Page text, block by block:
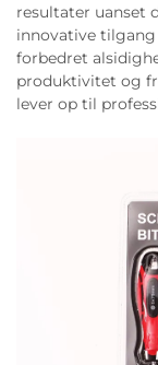
resultater uanset
innovative
forbedret
produktivitet og
lever op til